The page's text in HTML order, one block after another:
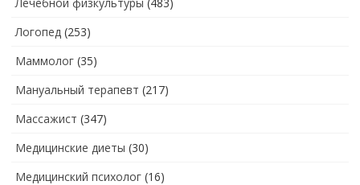
Логопед (253)
Маммолог (35)
Мануальный терапевт (217)
Массажист (347)
Медицинские диеты (30)
Медицинский психолог (16)